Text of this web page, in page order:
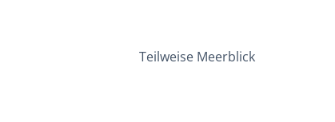
Teilweise Meerblick